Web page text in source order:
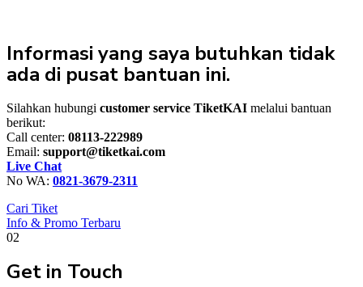
Informasi yang saya butuhkan tidak
ada di pusat bantuan ini.
Silahkan hubungi customer service TiketKAI melalui bantuan
berikut:
Call center: 08113-222989
Email: support@tiketkai.com
Live Chat
No WA: 0821-3679-2311
Cari Tiket
Info & Promo Terbaru
02
Get in Touch